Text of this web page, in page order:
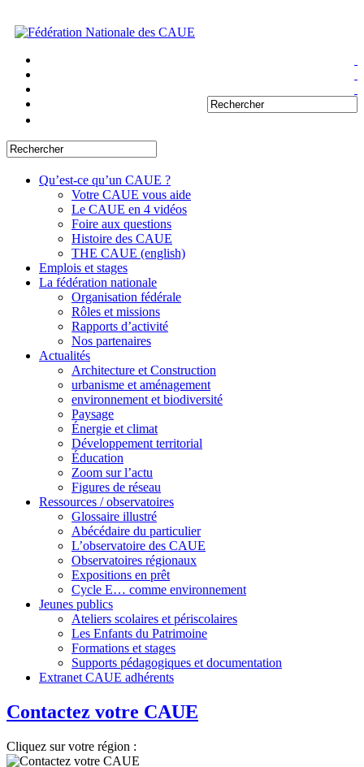
Qu’est-ce qu’un CAUE ?
Votre CAUE vous aide
Le CAUE en 4 vidéos
Foire aux questions
Histoire des CAUE
THE CAUE (english)
Emplois et stages
La fédération nationale
Organisation fédérale
Rôles et missions
Rapports d’activité
Nos partenaires
Actualités
Architecture et Construction
urbanisme et aménagement
environnement et biodiversité
Paysage
Énergie et climat
Développement territorial
Éducation
Zoom sur l’actu
Figures de réseau
Ressources / observatoires
Glossaire illustré
Abécédaire du particulier
L’observatoire des CAUE
Observatoires régionaux
Expositions en prêt
Cycle E… comme environnement
Jeunes publics
Ateliers scolaires et périscolaires
Les Enfants du Patrimoine
Formations et stages
Supports pédagogiques et documentation
Extranet CAUE adhérents
Contactez votre CAUE
Cliquez sur votre région :